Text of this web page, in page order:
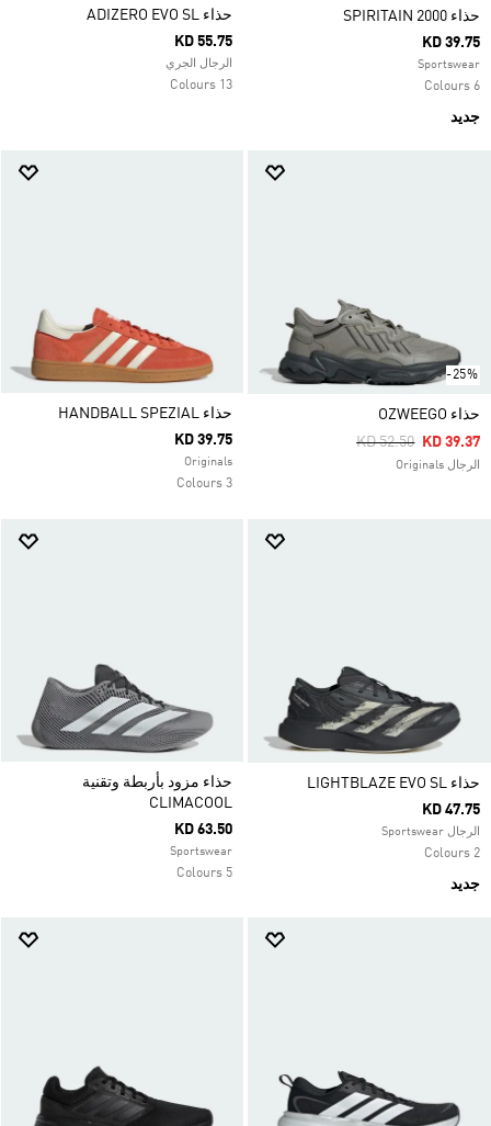
حذاء SPIRITAIN 2000
KD 39.75
Sportswear
6 Colours
جديد
حذاء ADIZERO EVO SL
KD 55.75
الرجال الجري
13 Colours
-25%
حذاء OZWEEGO
Price Reduced
KD 52.50ToKD 39.37
الرجال Originals
حذاء HANDBALL SPEZIAL
KD 39.75
Originals
3 Colours
حذاء LIGHTBLAZE EVO SL
KD 47.75
الرجال Sportswear
2 Colours
جديد
حذاء مزود بأربطة وتقنية
CLIMACOOL
KD 63.50
Sportswear
5 Colours